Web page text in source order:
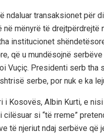
ndaluar transaksionet për
në mënyrë të drejtpërdrejtë
institucionet
që u mundësojnë
Vuçiç. Presidenti serb tha
serbe, por nuk e ka
i Kosovës, Albin Kurti, e
cilësuar si “të rreme”
të njeriut ndaj serbëve që